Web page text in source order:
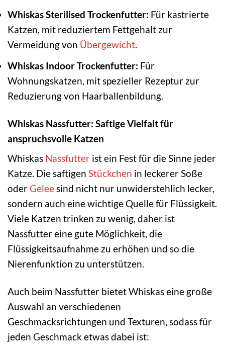
Whiskas Sterilised Trockenfutter: Für kastrierte
Katzen, mit reduziertem Fettgehalt zur
Vermeidung von Übergewicht.
Whiskas Indoor Trockenfutter: Für
Wohnungskatzen, mit spezieller Rezeptur zur
Reduzierung von Haarballenbildung.
Whiskas Nassfutter: Saftige Vielfalt für
anspruchsvolle Katzen
Whiskas Nassfutter ist ein Fest für die Sinne jeder
Katze. Die saftigen Stückchen in leckerer Soße
oder Geleesind nicht nur unwiderstehlich lecker,
sondern auch eine wichtige Quelle für Flüssigkeit.
Viele Katzen trinken zu wenig, daher ist
Nassfutter eine gute Möglichkeit, die
Flüssigkeitsaufnahme zu erhöhen und so die
Nierenfunktion zu unterstützen.
Auch beim Nassfutter bietet Whiskas eine große
Auswahl an verschiedenen
Geschmacksrichtungen und Texturen, sodass für
jeden Geschmack etwas dabei ist: